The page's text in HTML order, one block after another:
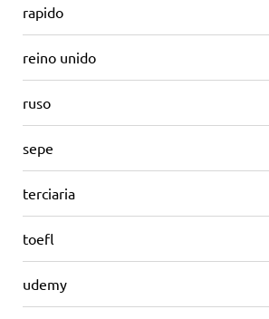
rapido
reino unido
ruso
sepe
terciaria
toefl
udemy